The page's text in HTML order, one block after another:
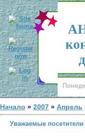
Начало » 2007 » Апрель
Уважаемые посетители